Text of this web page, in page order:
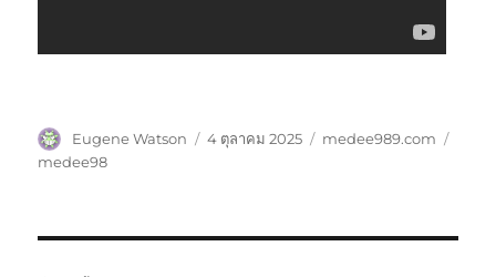
ผู้
เขียน
Eugene Watson
เขียน
4 ตุลาคม 2025
หมวด
medee989.com
medee98